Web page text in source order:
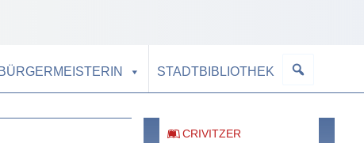
STADTBIBLIOTHEK
CRIVITZER